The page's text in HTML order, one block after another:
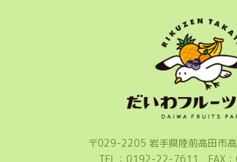
〒029-2205 岩手県陸前高田市
TEL：0192-22-7611 FAX